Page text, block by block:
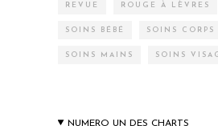
REVUE ROUGE À LÈVRES
SOINS BÉBÉ SOINS CORPS
SOINS MAINS SOINS
NUMERO UN DES CHARTS